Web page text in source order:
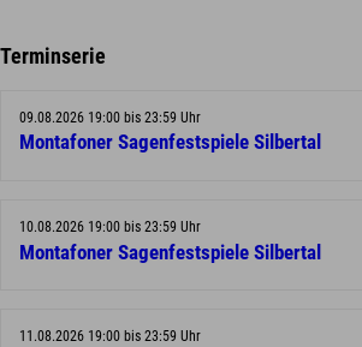
Terminserie
09.08.2026 19:00 bis 23:59 Uhr
Montafoner Sagenfestspiele Silbertal
10.08.2026 19:00 bis 23:59 Uhr
Montafoner Sagenfestspiele Silbertal
11.08.2026 19:00 bis 23:59 Uhr